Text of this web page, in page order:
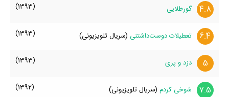
4.8 گورطلایی (1393)
6.4 تعطیلات دوست‌داشتنی (سریال تلویزیونی) (1393)
5 دزد و پری (1393)
7.5 شوخی کردم (سریال تلویزیونی) (1392)